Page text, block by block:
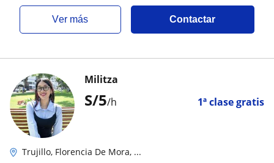
ver más Contactar
S/5/h 1ª clase gratis
Militza
Trujillo, Florencia De Mora, ...